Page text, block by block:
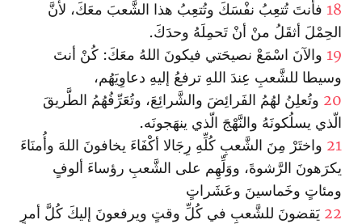
18 فأنتَ تُتعِبُ نفْسَكَ وتُتعِبُ هذا الشَّعبَ معَكَ، لأنَّ
الحِمْلَ أثقَلُ منْ أنْ تَحمِلَهُ وحدَكَ.
19 والآنَ ا‏سْمَعْ نصيحَتي فيكونَ اللهُ معَكَ: كُنْ أنتَ
وسيطا للشَّعبِ عِندَ اللهِ ترفعُ إليهِ دعاوِيَهُم،
20 وتُعلِنُ لهُمُ الفَرائِضَ والشَّرائِعَ، وتُعَرِّفُهُمُ الطَّريقَ
الّذي يسلُكونَهُ والنَّهْجَ الّذي ينهَجونَه.
21 وا‏ختَرْ مِنَ الشَّعبِ كُلِّهِ رِجَالا أكْفَاءَ يخافونَ اللهَ وأُمنَاءَ
يكرَهونَ الرَّشوةَ، ووَلِّهِم على الشَّعبِ رؤساءَ ألوفٍ
ومئاتٍ وخَماسينَ وعَشَراتٍ
22 يَقضونَ للشَّعبِ في كُلِّ وقتٍ ويرفعونَ إليكَ كُلَّ أمرٍ